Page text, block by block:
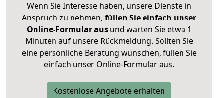
Wenn Sie Interesse haben, unsere Dienste in
Anspruch zu nehmen, füllen Sie einfach unser
Online-Formular ausund warten Sie etwa 1
Minuten auf unsere Rückmeldung. Sollten Sie
eine persönliche Beratung wünschen, füllen Sie
einfach unser Online-Formular aus.
Kostenlose Angebote erhalten